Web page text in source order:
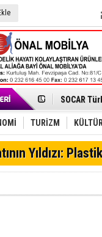
SOCAR
Alto,
Aliağa-
Yaz
Petrol-İş
Tüpraş
Türk
TURİZM
Yıldızı: